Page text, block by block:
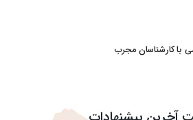
کارشناسان مجرب